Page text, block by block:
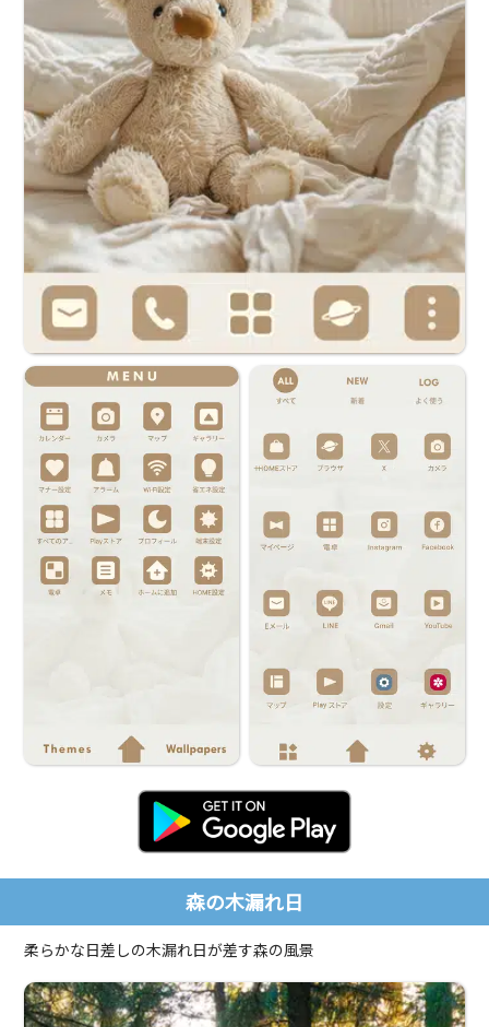
森の木漏れ日
柔らかな日差しの木漏れ日が差す森の風景